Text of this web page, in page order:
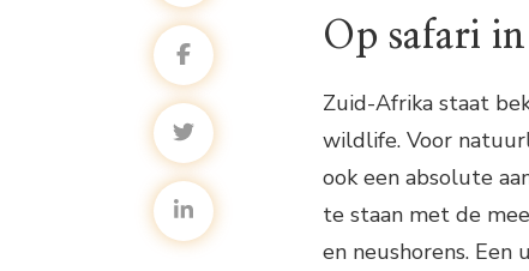
Op safari
Zuid-Afrika staat
wildlife. Voor
ook een absolute
te staan met de
en neushorens. Een